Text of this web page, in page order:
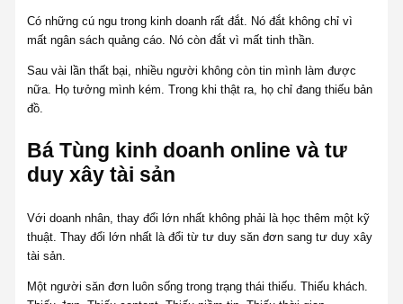
Có những cú ngu trong kinh doanh rất đắt. Nó đắt không chỉ vì
mất ngân sách quảng cáo. Nó còn đắt vì mất tinh thần.
Sau vài lần thất bại, nhiều người không còn tin mình làm được
nữa. Họ tưởng mình kém. Trong khi thật ra, họ chỉ đang thiếu bản
đồ.
Bá Tùng kinh doanh online và tư
duy xây tài sản
Với doanh nhân, thay đổi lớn nhất không phải là học thêm một kỹ
thuật. Thay đổi lớn nhất là đổi từ tư duy săn đơn sang tư duy xây
tài sản.
Một người săn đơn luôn sống trong trạng thái thiếu. Thiếu khách.